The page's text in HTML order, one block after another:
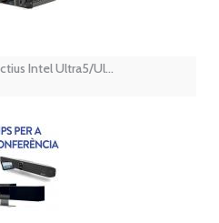
Intel Ultra5/Ul...